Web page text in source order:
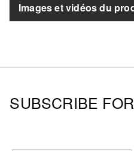
Images et vidéos du
SUBSCRIBE